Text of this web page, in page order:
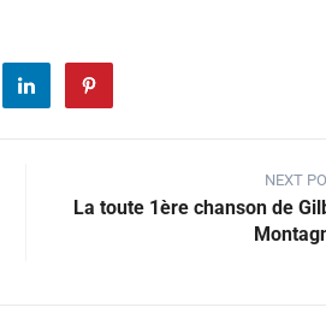
NEXT
La toute 1ère chanson de